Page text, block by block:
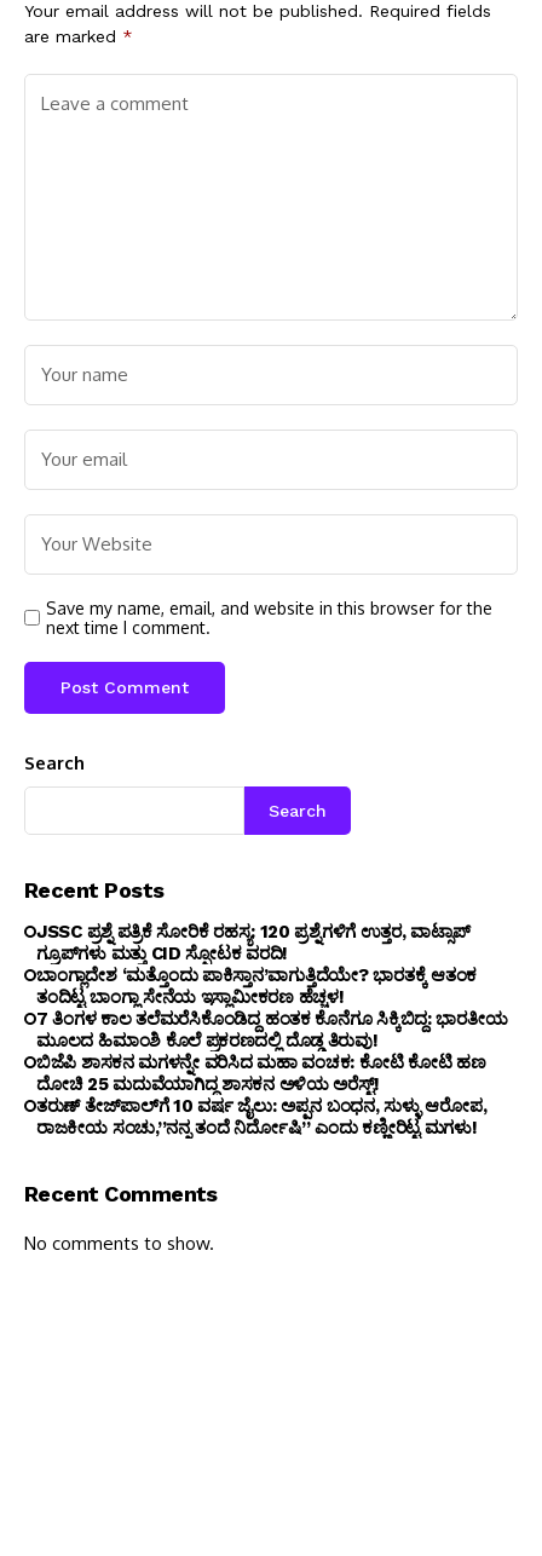
Your email address will not be published. Required fields
are marked *
Save my name, email, and website in this browser for the
next time I comment.
Search
Search
Recent Posts
JSSC ಪ್ರಶ್ನೆ ಪತ್ರಿಕೆ ಸೋರಿಕೆ ರಹಸ್ಯ: 120 ಪ್ರಶ್ನೆಗಳಿಗೆ ಉತ್ತರ, ವಾಟ್ಸಾಪ್‌
ಗ್ರೂಪ್‌ಗಳು ಮತ್ತು CID ಸ್ಪೋಟಕ ವರದಿ!
ಬಾಂಗ್ಲಾದೇಶ ‘ಮತ್ತೊಂದು ಪಾಕಿಸ್ತಾನ’ವಾಗುತ್ತಿದೆಯೇ? ಭಾರತಕ್ಕೆ ಆತಂಕ
ತಂದಿಟ್ಟ ಬಾಂಗ್ಲಾ ಸೇನೆಯ ಇಸ್ಲಾಮೀಕರಣ ಹೆಚ್ಚಳ!
7 ತಿಂಗಳ ಕಾಲ ತಲೆಮರೆಸಿಕೊಂಡಿದ್ದ ಹಂತಕ ಕೊನೆಗೂ ಸಿಕ್ಕಿಬಿದ್ದ: ಭಾರತೀಯ
ಮೂಲದ ಹಿಮಾಂಶಿ ಕೊಲೆ ಪ್ರಕರಣದಲ್ಲಿ ದೊಡ್ಡ ತಿರುವು!
ಬಿಜೆಪಿ ಶಾಸಕನ ಮಗಳನ್ನೇ ವರಿಸಿದ ಮಹಾ ವಂಚಕ: ಕೋಟಿ ಕೋಟಿ ಹಣ
ದೋಚಿ 25 ಮದುವೆಯಾಗಿದ್ದ ಶಾಸಕನ ಅಳಿಯ ಅರೆಸ್ಟ್!
ತರುಣ್ ತೇಜ್‌ಪಾಲ್‌ಗೆ 10 ವರ್ಷ ಜೈಲು: ಅಪ್ಪನ ಬಂಧನ, ಸುಳ್ಳು ಆರೋಪ,
ರಾಜಕೀಯ ಸಂಚು,”ನನ್ನ ತಂದೆ ನಿರ್ದೋಷಿ” ಎಂದು ಕಣ್ಣೀರಿಟ್ಟ ಮಗಳು!
Recent Comments
No comments to show.